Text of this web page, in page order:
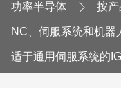
功率半导体 按
NC、伺服系统和机器
适于通用伺服系统的